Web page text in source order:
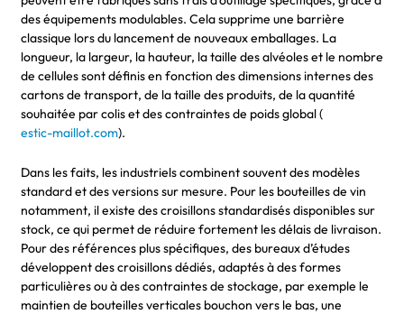
des équipements modulables. Cela supprime une barrière
classique lors du lancement de nouveaux emballages. La
longueur, la largeur, la hauteur, la taille des alvéoles et le nombre
de cellules sont définis en fonction des dimensions internes des
cartons de transport, de la taille des produits, de la quantité
souhaitée par colis et des contraintes de poids global (
estic-maillot.com).
Dans les faits, les industriels combinent souvent des modèles
standard et des versions sur mesure. Pour les bouteilles de vin
notamment, il existe des croisillons standardisés disponibles sur
stock, ce qui permet de réduire fortement les délais de livraison.
Pour des références plus spécifiques, des bureaux d’études
développent des croisillons dédiés, adaptés à des formes
particulières ou à des contraintes de stockage, par exemple le
maintien de bouteilles verticales bouchon vers le bas, une